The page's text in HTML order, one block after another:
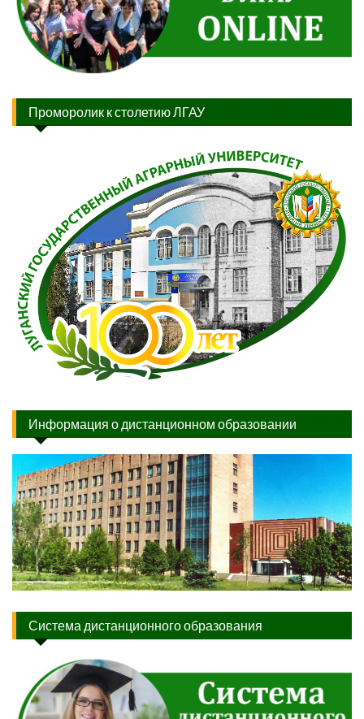
Проморолик к столетию ЛГАУ
Информация о дистанционном образовании
Система дистанционного образования